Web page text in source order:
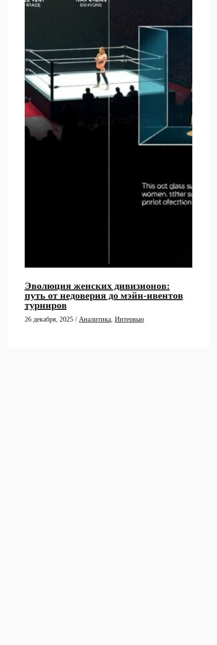
Эволюция женских дивизионов:
путь от недоверия до мэйн-ивентов
турниров
26 декабря, 2025 / Аналитика, Интервью